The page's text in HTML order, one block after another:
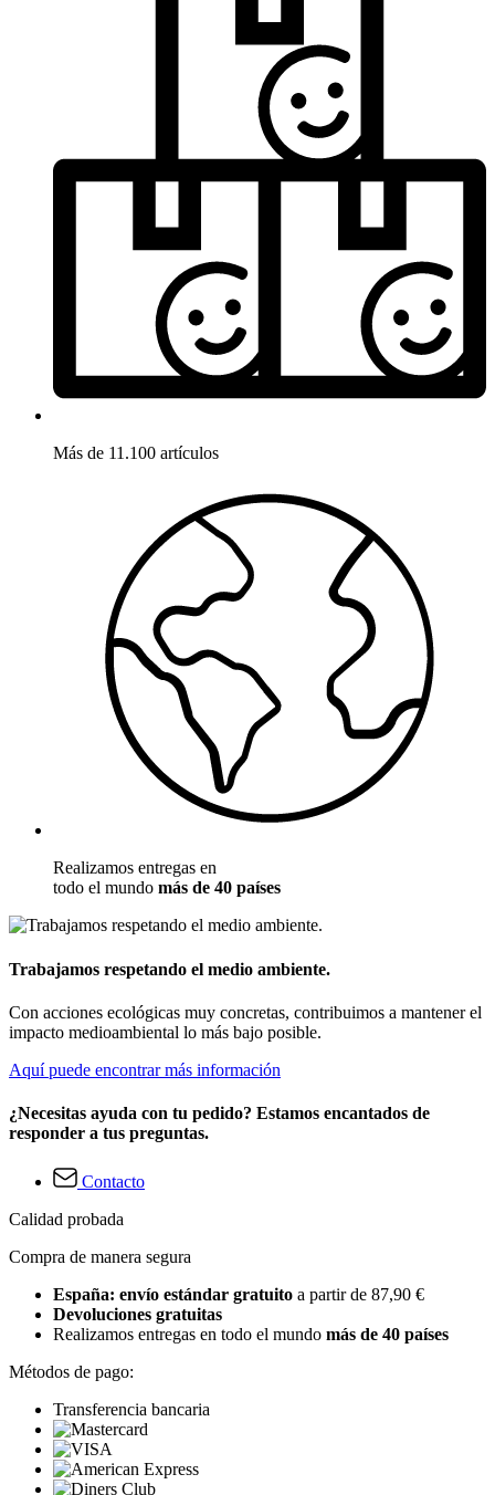
Más de 11.100 artículos
Realizamos entregas en
todo el mundo más de 40 países
Trabajamos respetando el medio ambiente.
Con acciones ecológicas muy concretas, contribuimos a mantener el
impacto medioambiental lo más bajo posible.
Aquí puede encontrar más información
¿Necesitas ayuda con tu pedido? Estamos encantados de
responder a tus preguntas.
Contacto
Calidad probada
Compra de manera segura
España: envío estándar gratuito a partir de 87,90 €
Devoluciones gratuitas
Realizamos entregas en todo el mundo más de 40 países
Métodos de pago:
Transferencia bancaria